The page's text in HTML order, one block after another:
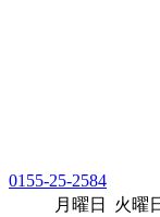
0155-25-2584
月曜日
火曜